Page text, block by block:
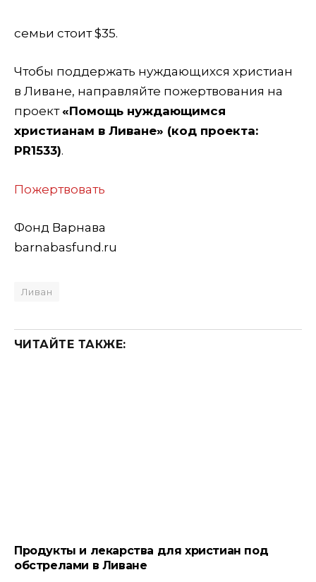
семьи стоит $35.
Чтобы поддержать нуждающихся христиан
в Ливане, направляйте пожертвования на
проект«Помощь нуждающимся
христианам в Ливане» (код проекта:
PR1533).
Пожертвовать
Фонд Варнава
barnabasfund.ru
Ливан
ЧИТАЙТЕ ТАКЖЕ:
Продукты и лекарства для христиан под
обстрелами в Ливане